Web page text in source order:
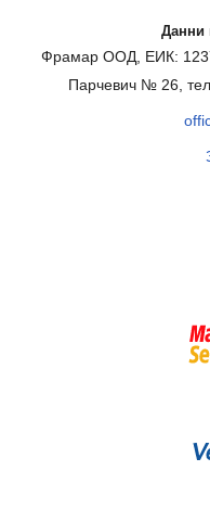
Данни
Фрамар ООД, ЕИК:
Парчевич № 26,